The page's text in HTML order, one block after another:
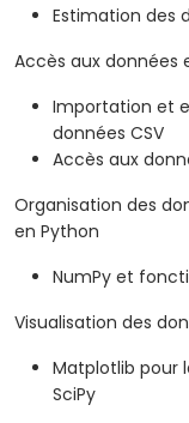
Estimation des
Accès aux données
Importation et
données CSV
Accès aux
Organisation des
en Python
NumPy et
Visualisation des
Matplotlib pour
SciPy